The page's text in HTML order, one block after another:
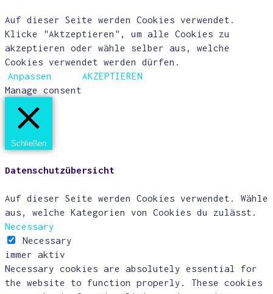
Auf dieser Seite werden Cookies verwendet.
Klicke "Aktzeptieren", um alle Cookies zu
akzeptieren oder wähle selber aus, welche
Cookies verwendet werden dürfen.
Anpassen
AKZEPTIEREN
Manage consent
Schließen
Datenschutzübersicht
Auf dieser Seite werden Cookies verwendet. Wähle
aus, welche Kategorien von Cookies du zulässt.
Necessary
Necessary
immer aktiv
Necessary cookies are absolutely essential for
the website to function properly. These cookies